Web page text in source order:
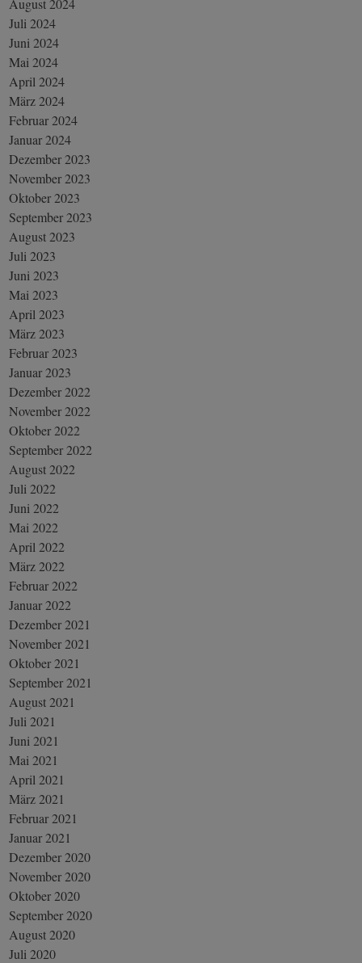
Juli 2024
Juni 2024
Mai 2024
April 2024
März 2024
Februar 2024
Januar 2024
Dezember 2023
November 2023
Oktober 2023
September 2023
August 2023
Juli 2023
Juni 2023
Mai 2023
April 2023
März 2023
Februar 2023
Januar 2023
Dezember 2022
November 2022
Oktober 2022
September 2022
August 2022
Juli 2022
Juni 2022
Mai 2022
April 2022
März 2022
Februar 2022
Januar 2022
Dezember 2021
November 2021
Oktober 2021
September 2021
August 2021
Juli 2021
Juni 2021
Mai 2021
April 2021
März 2021
Februar 2021
Januar 2021
Dezember 2020
November 2020
Oktober 2020
September 2020
August 2020
Juli 2020